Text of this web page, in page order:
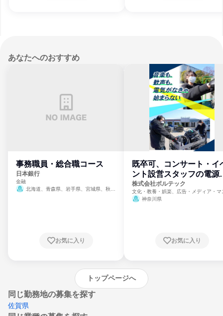
あなたへのおすすめ
事務職員・総合職コース
日本銀行
金融
北海道、青森県、岩手県、宮城県、秋田
崎県、熊本県、大分県、宮崎県、鹿児島県、
お気に入り
既卒可、コンサート・イ
ント設営スタッフの電源
門
株式会社ボルテック
文化・教養・娯楽、広告・メディア・マ
ミ、電力・ガス・水道・エネルギー
神奈川県
お気に入り
トップページへ
同じ勤務地の募集を探す
佐賀県